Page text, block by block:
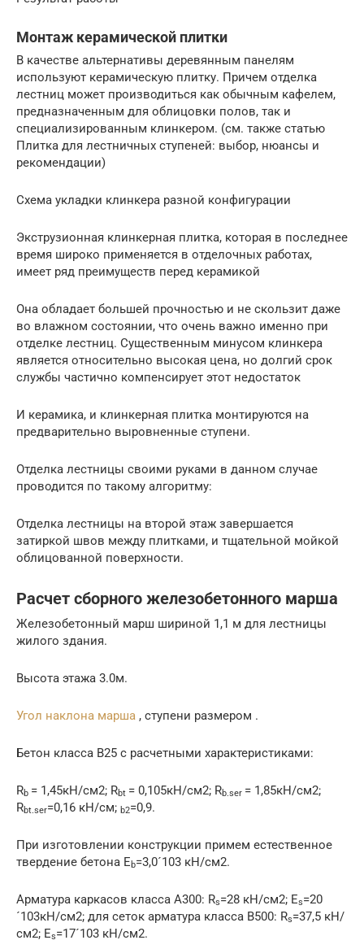
Монтаж керамической плитки
В качестве альтернативы деревянным панелям
используют керамическую плитку. Причем отделка
лестниц может производиться как обычным кафелем,
предназначенным для облицовки полов, так и
специализированным клинкером. (см. также статью
Плитка для лестничных ступеней: выбор, нюансы и
рекомендации)
Схема укладки клинкера разной конфигурации
Экструзионная клинкерная плитка, которая в последнее
время широко применяется в отделочных работах,
имеет ряд преимуществ перед керамикой
Она обладает большей прочностью и не скользит даже
во влажном состоянии, что очень важно именно при
отделке лестниц. Существенным минусом клинкера
является относительно высокая цена, но долгий срок
службы частично компенсирует этот недостаток
И керамика, и клинкерная плитка монтируются на
предварительно выровненные ступени.
Отделка лестницы своими руками в данном случае
проводится по такому алгоритму:
Отделка лестницы на второй этаж завершается
затиркой швов между плитками, и тщательной мойкой
облицованной поверхности.
Расчет сборного железобетонного марша
Железобетонный марш шириной 1,1 м для лестницы
жилого здания.
Высота этажа 3.0м.
Угол наклона марша , ступени размером .
Бетон класса В25 с расчетными характеристиками:
Rb = 1,45кН/см2; Rbt = 0,105кН/см2; Rb.ser = 1,85кН/см2;
Rbt.ser=0,16 кН/см; b2=0,9.
При изготовлении конструкции примем естественное
твердение бетона Eb=3,0´103 кН/см2.
Арматура каркасов класса А300: Rs=28 кН/см2; Es=20
´103кН/см2; для сеток арматура класса В500: Rs=37,5 кН/
см2; Es=17´103 кН/см2.